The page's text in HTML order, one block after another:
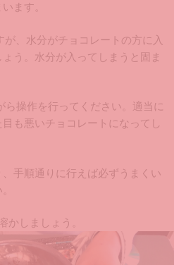
ます。
、水分がチョコレートの方に入
う。水分が入ってしまうと固ま
ら操作を行ってください。適当に
も悪いチョコレートになってし
手順通りに行えば必ずうまくい
しましょう。